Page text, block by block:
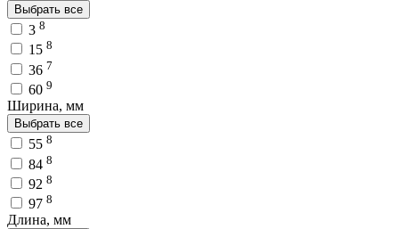
Выбрать все
3 8
15 8
36 7
60 9
Ширина, мм
Выбрать все
55 8
84 8
92 8
97 8
Длина, мм